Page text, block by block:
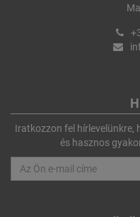
Iratkozzon fel
és hasznos